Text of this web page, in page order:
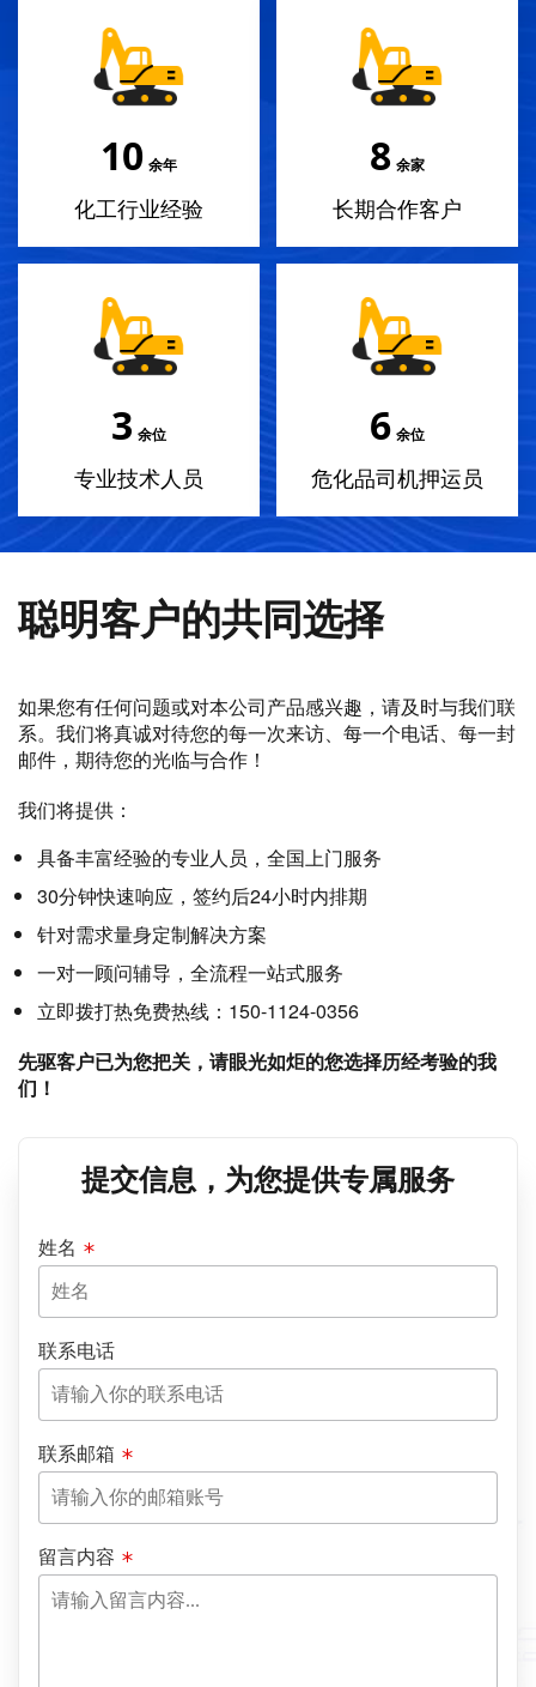
12 余年
化工行业经验
9 余家
长期合作客户
3 余位
专业技术人员
7 余位
危化品司机押运员
聪明客户的共同选择
如果您有任何问题或对本公司产品感兴趣，请及时与我们联
系。我们将真诚对待您的每一次来访、每一个电话、每一封
邮件，期待您的光临与合作！
我们将提供：
具备丰富经验的专业人员，全国上门服务
30分钟快速响应，签约后24小时内排期
针对需求量身定制解决方案
一对一顾问辅导，全流程一站式服务
立即拨打热免费热线：150-1124-0356
先驱客户已为您把关，请眼光如炬的您选择历经考验的我
们！
提交信息，为您提供专属服务
姓名
联系电话
联系邮箱
留言内容